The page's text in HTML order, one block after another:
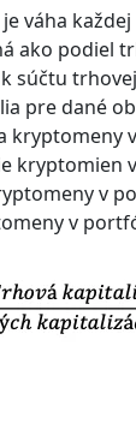
váha
ako podiel
súčtu
pre dané
kryptomeny
kryptomien
v
v